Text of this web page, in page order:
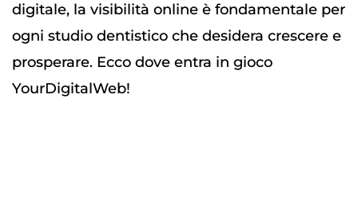
digitale, la visibilità online è fondamentale per
ogni studio dentistico che desidera crescere e
prosperare. Ecco dove entra in gioco
YourDigitalWeb!